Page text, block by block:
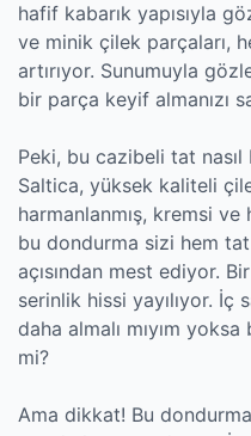
hafif kabarık yapısıyla
ve minik çilek parçaları,
artırıyor. Sunumuyla
bir parça keyif almanızı
Peki, bu cazibeli tat
Saltica, yüksek kaliteli
harmanlanmış, kremsi
bu dondurma sizi hem tat
açısından mest ediyor. Bir
serinlik hissi yayılıyor. İç
daha almalı mıyım
mi?
Ama dikkat! Bu